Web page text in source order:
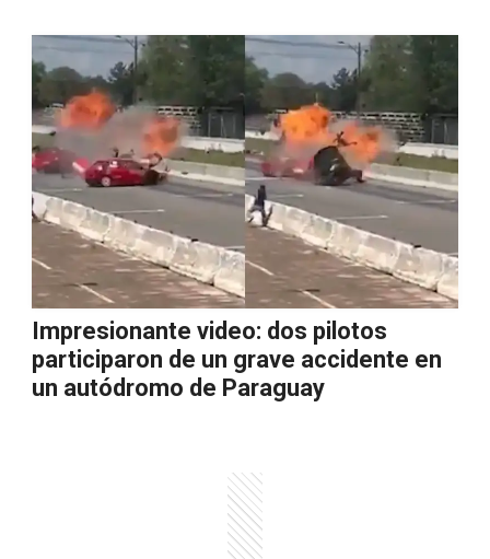
Impresionante video: dos pilotos
participaron de un grave accidente en
un autódromo de Paraguay